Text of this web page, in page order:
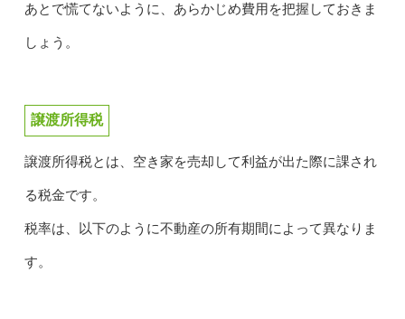
あとで慌てないように、あらかじめ費用を把握しておきま
しょう。
譲渡所得税
譲渡所得税とは、空き家を売却して利益が出た際に課され
る税金です。
税率は、以下のように不動産の所有期間によって異なりま
す。